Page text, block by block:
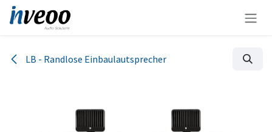
Zum Inhalt springen
LB - Randlose Einbaulautsprecher